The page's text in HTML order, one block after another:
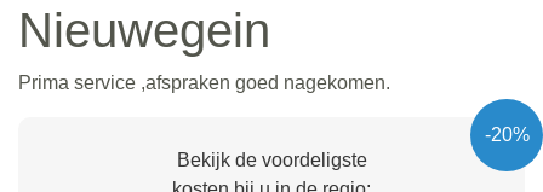
Nieuwegein
Prima service ,afspraken goed nagekomen.
-20%
Bekijk de voordeligste